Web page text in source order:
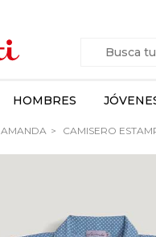
HOMBRES
AMANDA CAMISERO